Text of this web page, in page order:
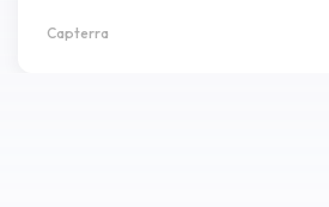
Capterra